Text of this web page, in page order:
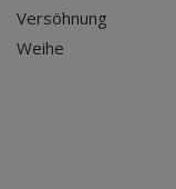
Versöhnung
Weihe